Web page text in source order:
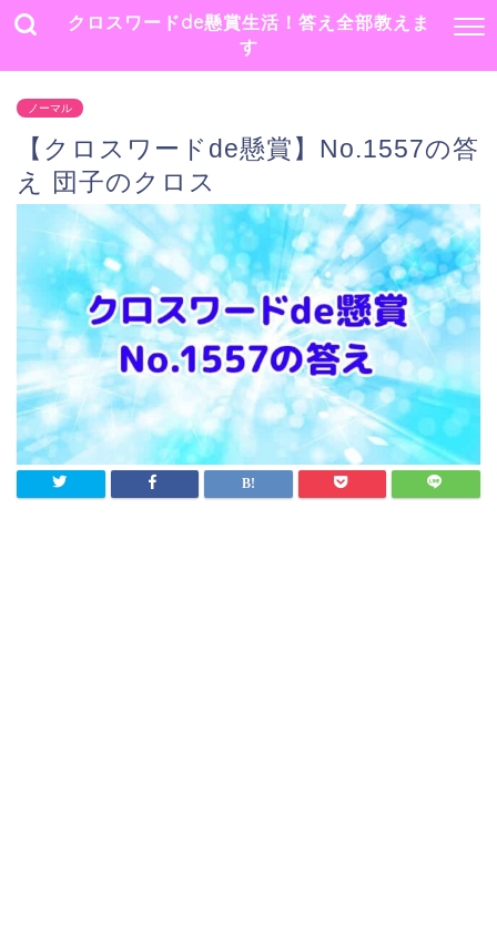
クロスワードde懸賞生活！答え全部教えま
す
ノーマル
【クロスワードde懸賞】No.1557の答
え 団子のクロス